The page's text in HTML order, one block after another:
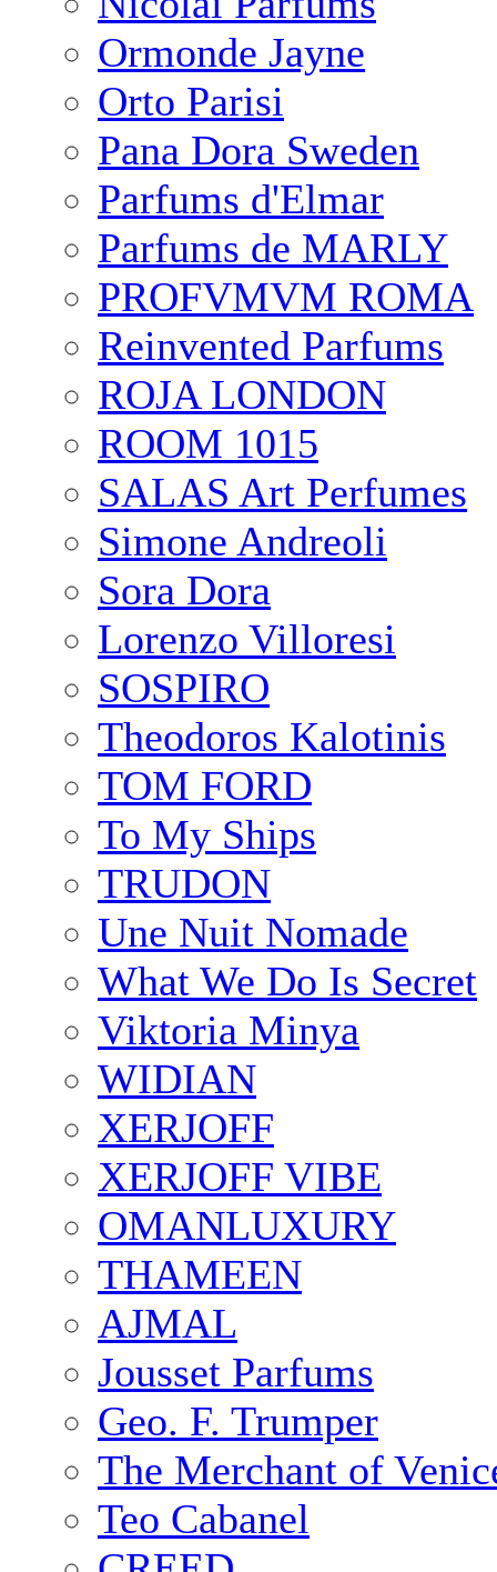
Ormonde Jayne
Orto Parisi
Pana Dora Sweden
Parfums d'Elmar
Parfums de MARLY
PROFVMVM ROMA
Reinvented Parfums
ROJA LONDON
ROOM 1015
SALAS Art Perfumes
Simone Andreoli
Sora Dora
Lorenzo Villoresi
SOSPIRO
Theodoros Kalotinis
TOM FORD
To My Ships
TRUDON
Une Nuit Nomade
What We Do Is Secret
Viktoria Minya
WIDIAN
XERJOFF
XERJOFF VIBE
OMANLUXURY
THAMEEN
AJMAL
Jousset Parfums
Geo. F. Trumper
The Merchant of
Teo Cabanel